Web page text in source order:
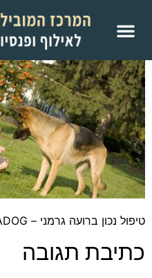
טיפול נכון ברועה גרמני – LADOG
כתיבת תגובה